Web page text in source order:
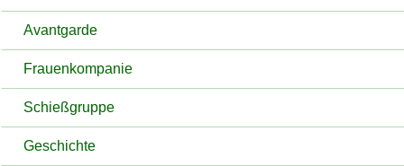
Avantgarde
Frauenkompanie
Schießgruppe
Geschichte